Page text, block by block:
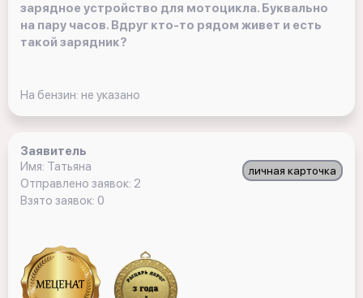
зарядное устройство для мотоцикла. Буквально
на пару часов. Вдруг кто-то рядом живет и есть
такой зарядник?
На бензин: не указано
Заявитель
личная карточка
Имя: Татьяна
Отправлено заявок: 2
Взято заявок: 0